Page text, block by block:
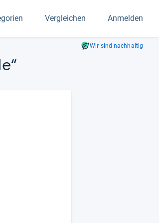
Vergleichen Anmelden
Wir sind nachhaltig